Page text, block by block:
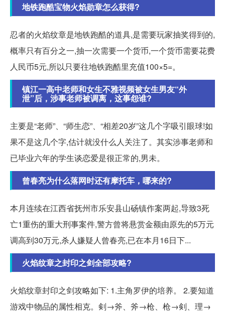
地铁跑酷宝物火焰勋章怎么获得?
忍者的火焰纹章是地铁跑酷的道具,是需要玩家抽奖得到的,
概率只有百分之一,抽一次需要一个货币,一个货币需要花费
人民币5元,所以只要往地铁跑酷里充值100×5=。
镇江一高中老师和女生不雅视频被女生男友“外
泄”后，涉事老师被调离，这事怨谁?
主要是“老师”、“师生恋”、“相差20岁”这几个字吸引眼球!如
果不是这几个字,估计就没什么人关注了。其实涉事老师和
已毕业六年的学生谈恋爱是很正常的,男未。
曾春亮为什么落网时还有摩托车，哪来的?
本月连续在江西省抚州市乐安县山砀镇作案两起,导致3死
亡1重伤的重大刑事案件,警方曾将悬赏金额由原先的5万元
调高到30万元,杀人嫌疑人曾春亮,已在本月16日下...
火焰纹章之封印之剑全部攻略?
火焰纹章封印之剑攻略如下: 1.主角罗伊的培养。 2.要知道
游戏中物品的属性相克。剣→斧、斧→枪、枪→剣、理→